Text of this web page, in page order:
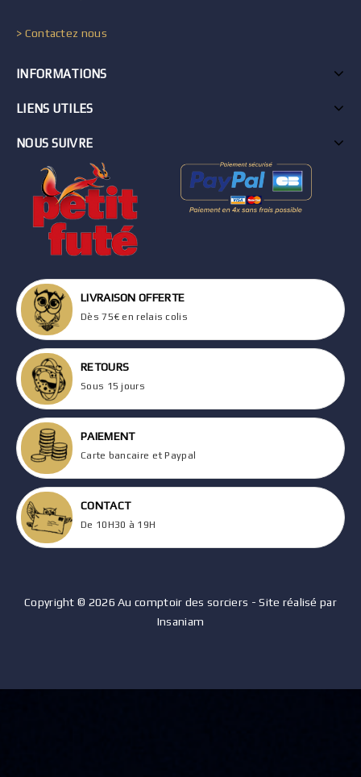
> Contactez nous
INFORMATIONS
LIENS UTILES
NOUS SUIVRE
LIVRAISON OFFERTE
Dès 75€ en relais colis
RETOURS
Sous 15 jours
PAIEMENT
Carte bancaire et Paypal
CONTACT
De 10H30 à 19H
Copyright © 2026 Au comptoir des sorciers - Site réalisé par
Insaniam